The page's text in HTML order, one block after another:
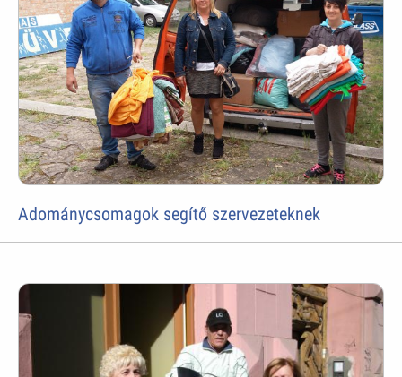
Adománycsomagok segítő szervezeteknek